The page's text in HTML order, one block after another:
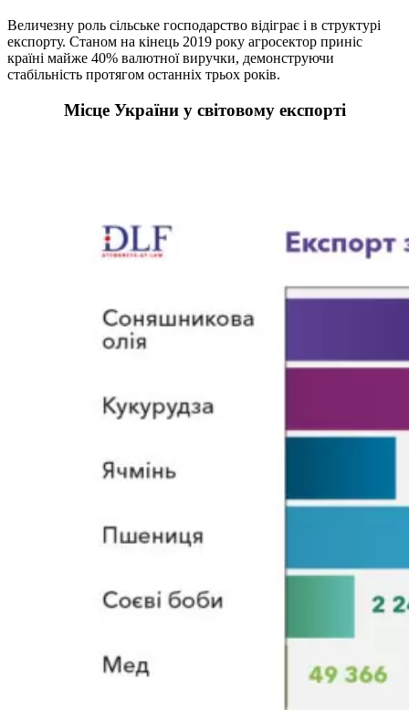
Величезну роль сільське господарство відіграє і в структурі
експорту. Станом на кінець 2019 року агросектор приніс
країні майже 40% валютної виручки, демонструючи
стабільність протягом останніх трьох років.
Місце України у світовому експорті